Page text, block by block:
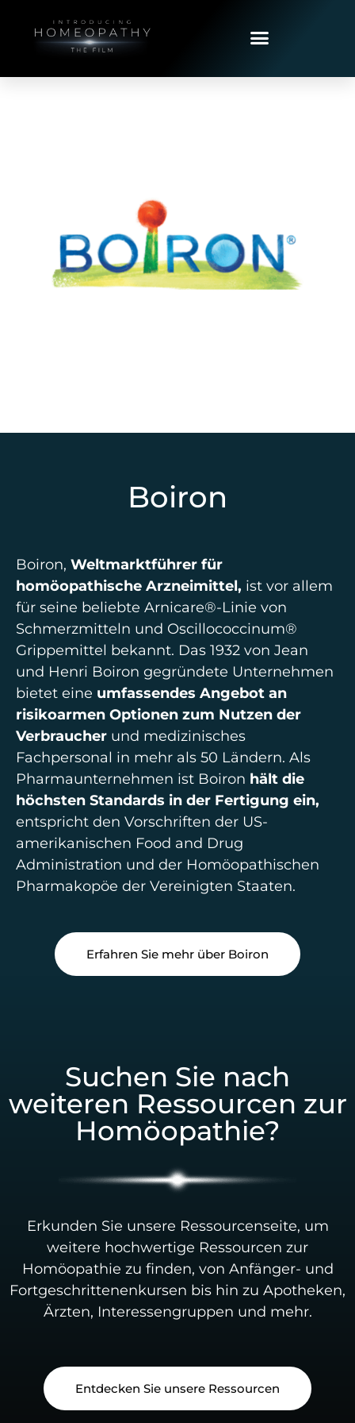
Boiron
Boiron, Weltmarktführer für
homöopathische Arzneimittel, ist vor allem
für seine beliebte Arnicare®-Linie von
Schmerzmitteln und Oscillococcinum®
Grippemittel bekannt. Das 1932 von Jean
und Henri Boiron gegründete Unternehmen
bietet eine umfassendes Angebot an
risikoarmen Optionen zum Nutzen der
Verbraucher und medizinisches
Fachpersonal in mehr als 50 Ländern. Als
Pharmaunternehmen ist Boiron hält die
höchsten Standards in der Fertigung ein,
entspricht den Vorschriften der US-
amerikanischen Food and Drug
Administration und der Homöopathischen
Pharmakopöe der Vereinigten Staaten.
Erfahren Sie mehr über Boiron
Suchen Sie nach
weiteren Ressourcen zur
Homöopathie?
Erkunden Sie unsere Ressourcenseite, um
weitere hochwertige Ressourcen zur
Homöopathie zu finden, von Anfänger- und
Fortgeschrittenenkursen bis hin zu Apotheken,
Ärzten, Interessengruppen und mehr.
Entdecken Sie unsere Ressourcen